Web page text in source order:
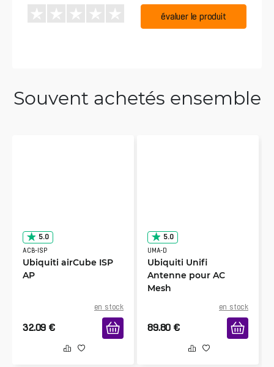
évaluer le produit
Souvent achetés ensemble
5.0
ACB-ISP
Ubiquiti airCube ISP
AP
en stock
32.09 €
5.0
UMA-D
Ubiquiti Unifi
Antenne pour AC
Mesh
en stock
89.80 €